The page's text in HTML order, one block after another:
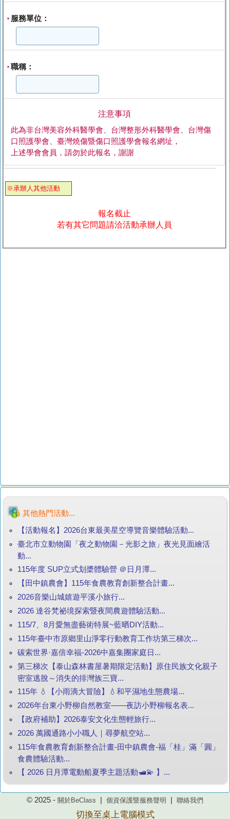
* 服務單位：
* 職稱：
注意事項
此為非台灣美容外科醫學會、台灣整形外科醫學會、台灣傷
口照護學會、臺灣燒傷暨傷口照護學會報名網址，
上述學會會員，請勿於此報名，謝謝
※承辦人其他活動
報名截止
若有其它問題請洽活動承辦人員
其他熱門活動...
【活動報名】2026台東最美星空導覽音樂體驗活動...
臺北市立動物園「夜之動物園－光影之旅」夜光見面繪活
動...
115年度 SUP立式划槳體驗營 ＠日月潭...
【田中鎮農會】115年食農教育創新整合計畫...
2026音樂山城嬉遊平溪小旅行...
2026 達谷梵祕境探索暨夜間農遊體驗活動...
115/7、8月愛無盡藝術特展~藍晒DIY活動...
115年臺中市原鄉里山淨零行動教育工作坊第三梯次...
碳索世界·嘉倍幸福-2026中嘉集團家庭日...
第三梯次【泰山森林書屋暑期限定活動】原住民族文化親子
密室逃脫～消失的排灣族三寶...
115年 💧【小雨滴大冒險】💧和平濕地生態農場...
2026年台東小野柳自然教室——夜訪小野柳報名表...
【政府補助】2026泰安文化生態輕旅行...
2026 萬國通路小小職人｜尋夢航空站...
115年食農教育創新整合計畫-田中鎮農會-福「桂」滿「圓」
食農體驗活動...
【 2026 日月潭電動船夏季主題活動🛥️💫 】...
© 2025 - 關於BeClass 個資保護暨服務聲明 聯絡我們
切換至桌上電腦模式